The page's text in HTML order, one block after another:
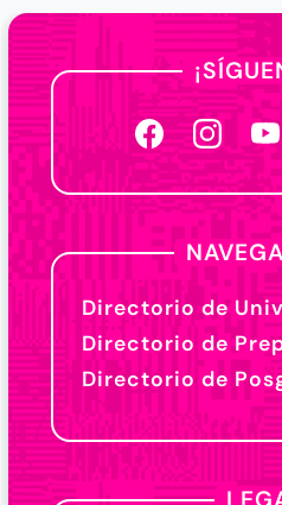
Directorio de
Directorio de
Directorio de